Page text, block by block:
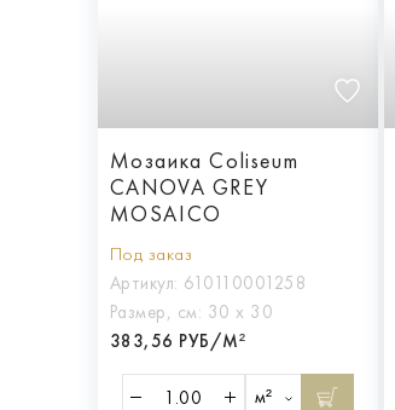
Мозаика Coliseum
CANOVA GREY
MOSAICO
Под заказ
Артикул: 610110001258
Размер, см: 30 х 30
383,56 РУБ/М²
м²